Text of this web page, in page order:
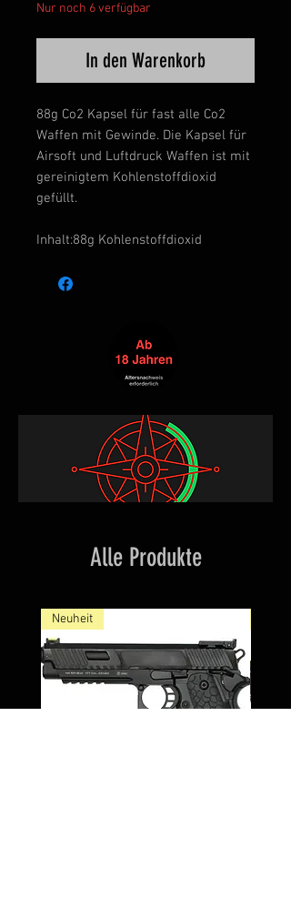
Nur noch 6 verfügbar
In den Warenkorb
88g Co2 Kapsel für fast alle Co2
Waffen mit Gewinde. Die Kapsel für
Airsoft und Luftdruck Waffen ist mit
gereinigtem Kohlenstoffdioxid
gefüllt.
Inhalt:88g Kohlenstoffdioxid
Alle Produkte
Neuheit